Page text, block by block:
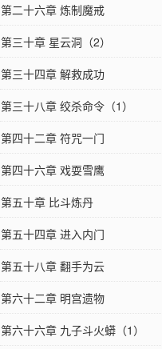
第二十六章 炼制魔戒
第三十章 星云洞（2）
第三十四章 解救成功
第三十八章 绞杀命令（1）
第四十二章 符咒一门
第四十六章 戏耍雪鹰
第五十章 比斗炼丹
第五十四章 进入内门
第五十八章 翻手为云
第六十二章 明宫遗物
第六十六章 九子斗火蟒（1）